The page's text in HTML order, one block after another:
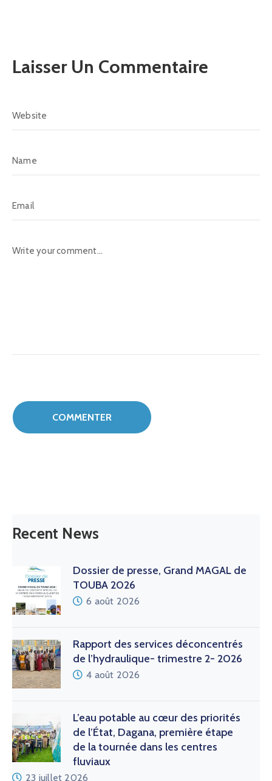
Laisser Un Commentaire
Recent News
Dossier de presse, Grand MAGAL de
TOUBA 2026
6 août 2026
Rapport des services déconcentrés
de l’hydraulique- trimestre 2- 2026
4 août 2026
L’eau potable au cœur des priorités
de l’État, Dagana, première étape
de la tournée dans les centres
fluviaux
23 juillet 2026